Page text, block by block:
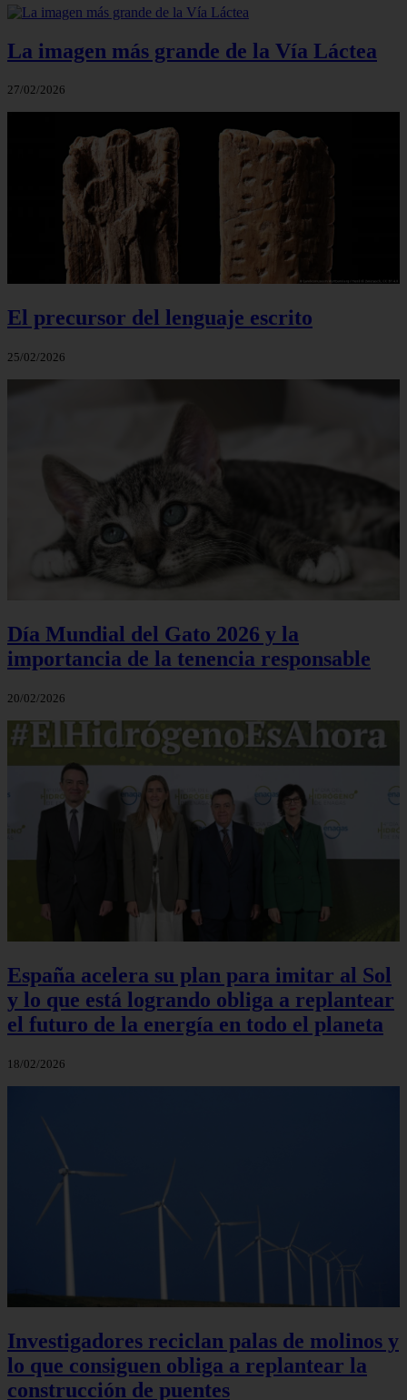
La imagen más grande de la Vía Láctea
27/02/2026
El precursor del lenguaje escrito
25/02/2026
Día Mundial del Gato 2026 y la
importancia de la tenencia responsable
20/02/2026
España acelera su plan para imitar al Sol
y lo que está logrando obliga a replantear
el futuro de la energía en todo el planeta
18/02/2026
Investigadores reciclan palas de molinos y
lo que consiguen obliga a replantear la
construcción de puentes